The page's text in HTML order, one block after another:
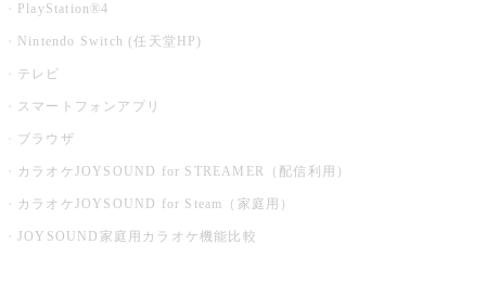
PlayStation®4
Nintendo Switch (任天堂HP)
テレビ
スマートフォンアプリ
ブラウザ
カラオケJOYSOUND for STREAMER（配信利用）
カラオケJOYSOUND for Steam（家庭用）
JOYSOUND家庭用カラオケ機能比較